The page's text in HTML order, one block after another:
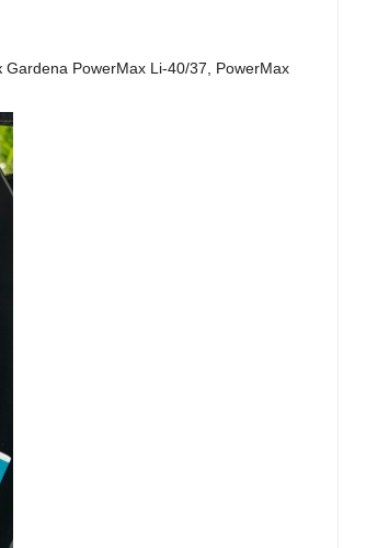
Gardena PowerMax Li-40/37, PowerMax